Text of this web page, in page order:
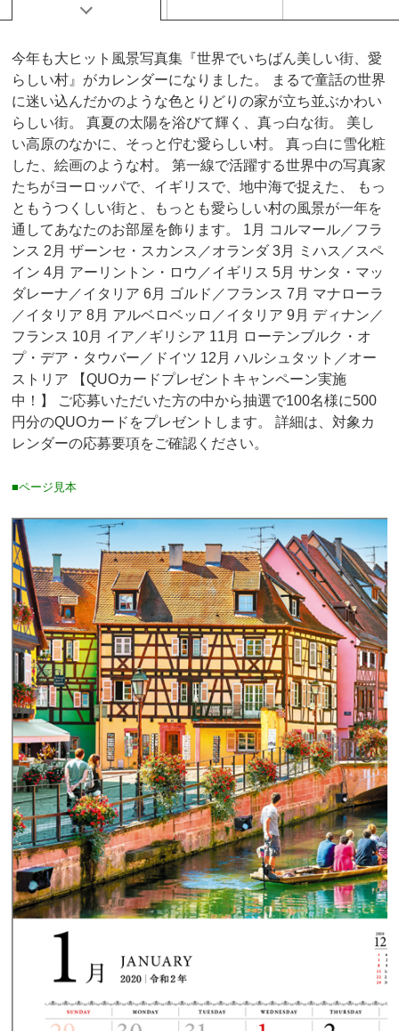
今年も大ヒット風景写真集『世界でいちばん美しい街、愛
らしい村』がカレンダーになりました。 まるで童話の世界
に迷い込んだかのような色とりどりの家が立ち並ぶかわい
らしい街。 真夏の太陽を浴びて輝く、真っ白な街。 美し
い高原のなかに、そっと佇む愛らしい村。 真っ白に雪化粧
した、絵画のような村。 第一線で活躍する世界中の写真家
たちがヨーロッパで、イギリスで、地中海で捉えた、 もっ
ともうつくしい街と、もっとも愛らしい村の風景が一年を
通してあなたのお部屋を飾ります。 1月 コルマール／フラ
ンス 2月 ザーンセ・スカンス／オランダ 3月 ミハス／スペ
イン 4月 アーリントン・ロウ／イギリス 5月 サンタ・マッ
ダレーナ／イタリア 6月 ゴルド／フランス 7月 マナローラ
／イタリア 8月 アルベロベッロ／イタリア 9月 ディナン／
フランス 10月 イア／ギリシア 11月 ローテンブルク・オ
プ・デア・タウバー／ドイツ 12月 ハルシュタット／オー
ストリア 【QUOカードプレゼントキャンペーン実施
中！】 ご応募いただいた方の中から抽選で100名様に500
円分のQUOカードをプレゼントします。 詳細は、対象カ
レンダーの応募要項をご確認ください。
■ページ見本